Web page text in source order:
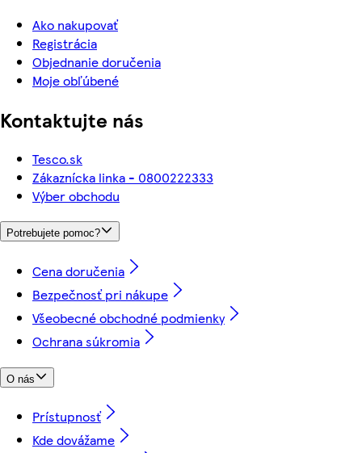
Ako nakupovať
Registrácia
Objednanie doručenia
Moje obľúbené
Kontaktujte nás
Tesco.sk
Zákaznícka linka - 0800222333
Výber obchodu
Potrebujete pomoc?
Cena doručenia
Bezpečnosť pri nákupe
Všeobecné obchodné podmienky
Ochrana súkromia
O nás
Prístupnosť
Kde dovážame